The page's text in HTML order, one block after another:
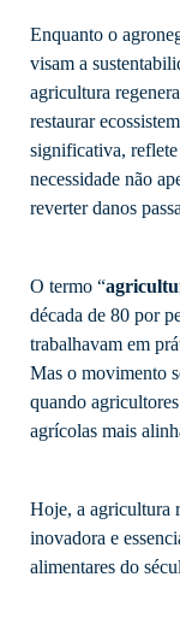
Enquanto o
visam a
agricultura
restaurar
significativa, reflete
necessidade não
reverter danos
O termo “
década de 80 por
trabalhavam em
Mas o movimento
quando
agrícolas mais
Hoje, a agricultura
inovadora e
alimentares do